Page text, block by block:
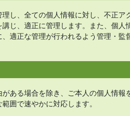
し、全ての個人情報に対し、不正ア
じ、適正に管理します。また、個
適正な管理が行われるよう管理・監
ある場合を除き、ご本人の個人情
囲で速やかに対応します。